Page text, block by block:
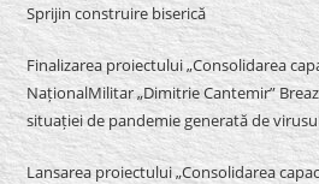
Sprijin construire biserică
Finalizarea proiectului „Consolidarea
NaționalMilitar „Dimitrie Cantemir”
situației de pandemie generată de virusul
Lansarea proiectului „Consolidarea